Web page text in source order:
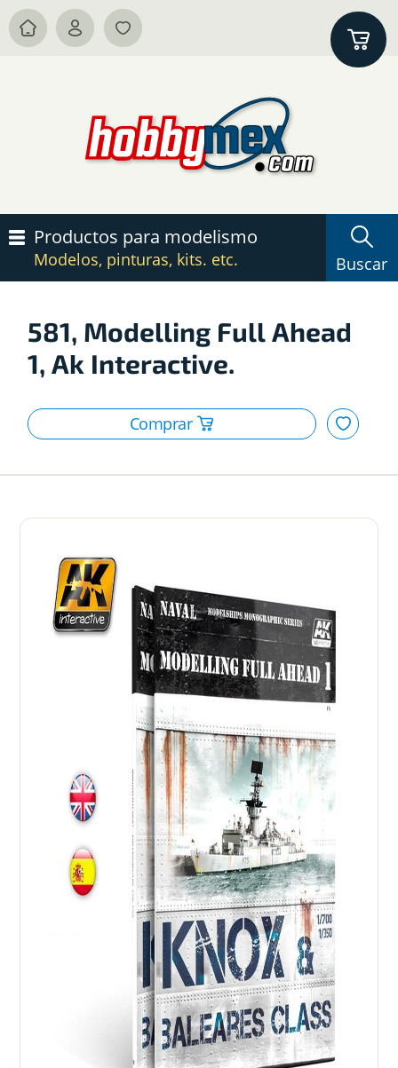
581, Modelling Full Ahead
1, Ak Interactive.
Productos para modelismo
Modelos, pinturas, kits. etc. Buscar